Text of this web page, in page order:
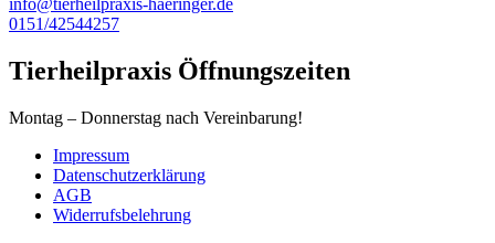
info@tierheilpraxis-haeringer.de
0151/42544257
Tierheilpraxis Öffnungszeiten
Montag – Donnerstag nach Vereinbarung!
Impressum
Datenschutzerklärung
AGB
Widerrufsbelehrung